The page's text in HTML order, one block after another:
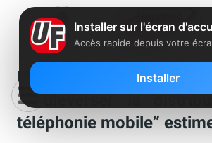
L’arrivée de Free
“bouleverser la
téléphonie mobile”
Installer sur l'écran
Accès rapide depuis votre
Installer